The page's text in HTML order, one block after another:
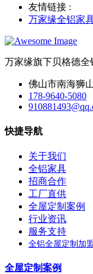
友情链接 :
万家缘全铝家
万家缘旗下贝格德全
佛山市南海狮
178-9640-5080
快捷导航
关于我们
全铝家具
招商合作
工厂直供
全屋定制案例
行业资讯
服务支持
全铝全屋定制加
全屋定制案例